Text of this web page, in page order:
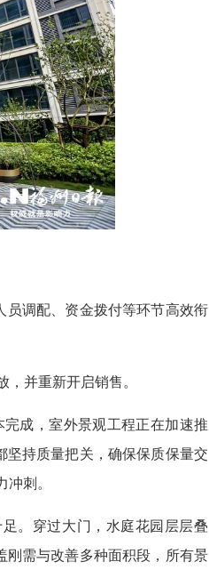
员调配、资金拨付等环节高效衔
并重新开启销售。
成，室外景观工程正在加速推
持质量把关，确保保质保量交
刺。
。穿过大门，水庭花园层层叠
刚需与改善多种面积段，所有景